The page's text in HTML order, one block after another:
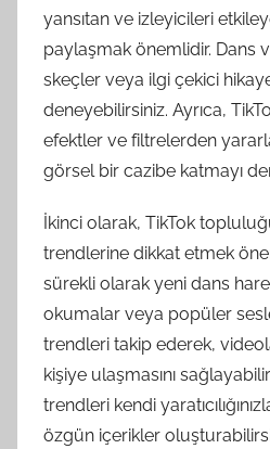
yansıtan ve izleyicileri
paylaşmak önemlidir. Dans
skeçler veya ilgi çekici
deneyebilirsiniz. Ayrıca,
efektler ve filtrelerden
görsel bir cazibe katmayı
İkinci olarak, TikTok
trendlerine dikkat etmek
sürekli olarak yeni dans
okumalar veya popüler
trendleri takip ederek,
kişiye ulaşmasını
trendleri kendi
özgün içerikler